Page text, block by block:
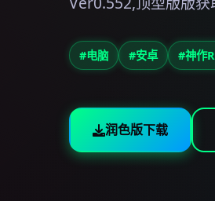
#电脑 #安卓 #神作
润色版下载